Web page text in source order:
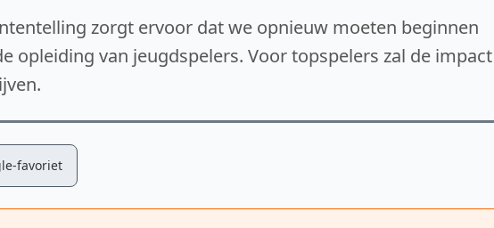
zorgt ervoor dat we opnieuw moeten beginnen
opleiding van jeugdspelers. Voor topspelers zal de impact
favoriet